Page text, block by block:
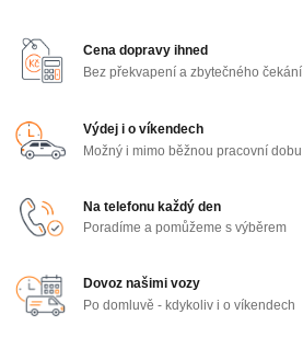
Cena dopravy ihned
Bez překvapení a zbytečného čekání
Výdej i o víkendech
Možný i mimo běžnou pracovní dobu
Na telefonu každý den
Poradíme a pomůžeme s výběrem
Dovoz našimi vozy
Po domluvě - kdykoliv i o víkendech